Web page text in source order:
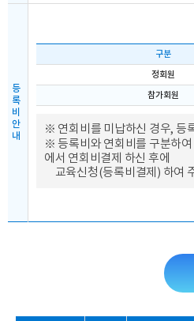
등
록
비
안
내
구분
정회원
참가회원
※ 연회비를 미납하신 경우, 등
※ 등록비와 연회비를 구분하
에서 연회비결제 하신 후에
교육신청(등록비결제) 하여